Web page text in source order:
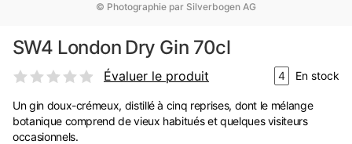
© Photographie par Silverbogen AG
SW4 London Dry Gin 70cl
Évaluer le produit 4 En stock
Un gin doux-crémeux, distillé à cinq reprises, dont le mélange
botanique comprend de vieux habitués et quelques visiteurs
occasionnels.